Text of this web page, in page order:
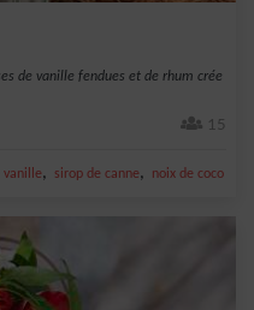
de vanille fendues et de rhum crée
15
vanille, sirop de canne, noix de coco